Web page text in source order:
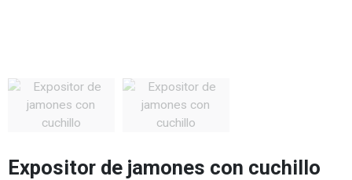
Expositor de jamones con cuchillo